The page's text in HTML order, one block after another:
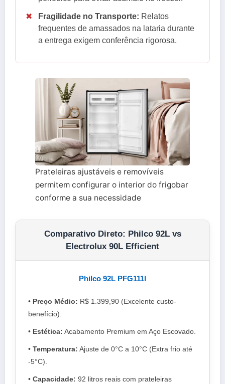
✖ Fragilidade no Transporte: Relatos
frequentes de amassados na lataria durante
a entrega exigem conferência rigorosa.
Prateleiras ajustáveis e removíveis
permitem configurar o interior do frigobar
conforme a sua necessidade
Comparativo Direto: Philco 92L vs
Electrolux 90L Efficient
Philco 92L PFG111I
• Preço Médio: R$ 1.399,90 (Excelente custo-
benefício).
• Estética: Acabamento Premium em Aço Escovado.
• Temperatura: Ajuste de 0°C a 10°C (Extra frio até
-5°C).
• Capacidade: 92 litros reais com prateleiras